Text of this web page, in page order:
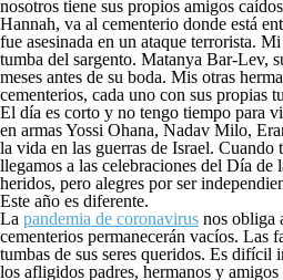
nosotros tiene sus propios amigos
Hannah, va al cementerio donde está
fue asesinada en un ataque terrorista.
tumba del sargento. Matanya Bar-Lev,
meses antes de su boda. Mis otras
cementerios, cada uno con sus propias
El día es corto y no tengo tiempo para
en armas Yossi Ohana, Nadav Milo,
la vida en las guerras de Israel.
llegamos a las celebraciones del Día de
heridos, pero alegres por ser
Este año es diferente.
La pandemia de coronavirus nos obliga
cementerios permanecerán vacíos. Las
tumbas de sus seres queridos. Es difícil
los afligidos padres, hermanos y